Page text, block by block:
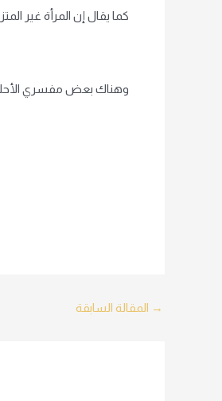
كما يقال إن المرأة غير
وهناك بعض مفسري الأحلام
Post
→ المقالة السابقة